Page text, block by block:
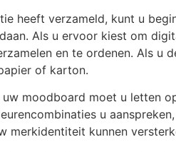
heeft verzameld, kunt u
Als u ervoor kiest om
en te ordenen. Als
of karton.
moodboard moet u letten
u
merkidentiteit kunnen